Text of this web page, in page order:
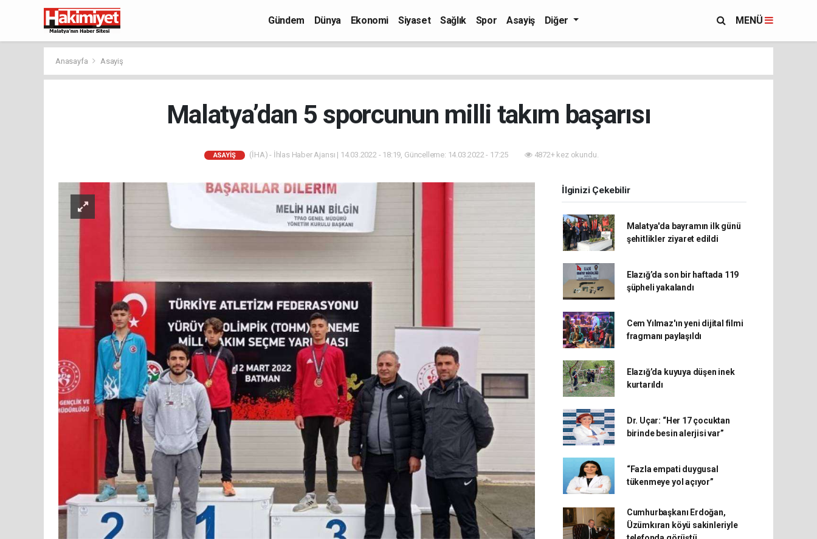
Gündem Dünya Ekonomi Siyaset Sağlık Spor Asayiş Diğer MENÜ
Anasayfa Asayiş
Malatya’dan 5 sporcunun milli takım başarısı
ASAYIŞ (İHA) - İhlas Haber Ajansı | 14.03.2022 - 18:19, Güncelleme: 14.03.2022 - 17:25 4872+ kez okundu.
İlginizi Çekebilir
Malatya'da bayramın ilk günü
şehitlikler ziyaret edildi
Elazığ’da son bir haftada 119
şüpheli yakalandı
Cem Yılmaz'ın yeni dijital filmi
fragmanı paylaşıldı
Elazığ’da kuyuya düşen inek
kurtarıldı
Dr. Uçar: “Her 17 çocuktan
birinde besin alerjisi var”
“Fazla empati duygusal
tükenmeye yol açıyor”
Cumhurbaşkanı Erdoğan,
Üzümkıran köyü sakinleriyle